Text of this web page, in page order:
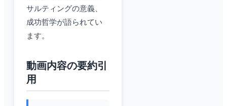
サルティングの意義、
成功哲学が語られてい
ます。
動画内容の要約引
用